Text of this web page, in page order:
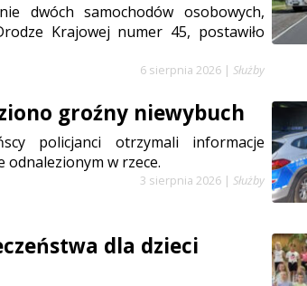
dwóch samochodów osobowych,
Krajowej numer 45, postawiło
6 sierpnia 2026 | Służby
groźny niewybuch
policjanci otrzymali informacje
odnalezionym w rzece.
3 sierpnia 2026 | Służby
dla dzieci